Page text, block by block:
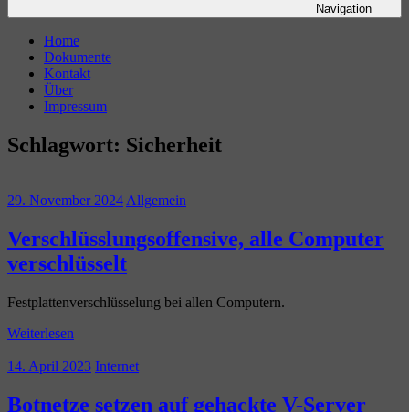
Navigation
Home
Dokumente
Kontakt
Über
Impressum
Schlagwort: Sicherheit
29. November 2024 Allgemein
Verschlüsslungsoffensive, alle Computer
verschlüsselt
Festplattenverschlüsselung bei allen Computern.
Weiterlesen
14. April 2023 Internet
Botnetze setzen auf gehackte V-Server